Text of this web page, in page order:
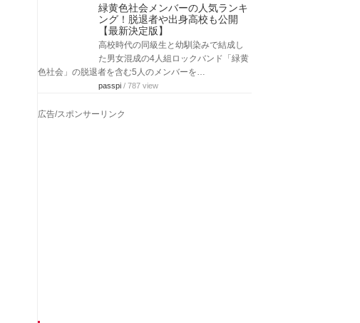
緑黄色社会メンバーの人気ランキ
ング！脱退者や出身高校も公開
【最新決定版】
高校時代の同級生と幼馴染みで結成し
た男女混成の4人組ロックバンド「緑黄
色社会」の脱退者を含む5人のメンバーを…
passpi / 787 view
広告/スポンサーリンク